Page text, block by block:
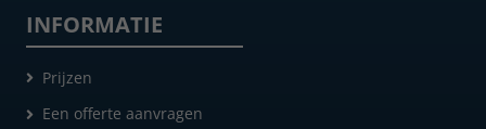
INFORMATIE
Prijzen
Een offerte aanvragen